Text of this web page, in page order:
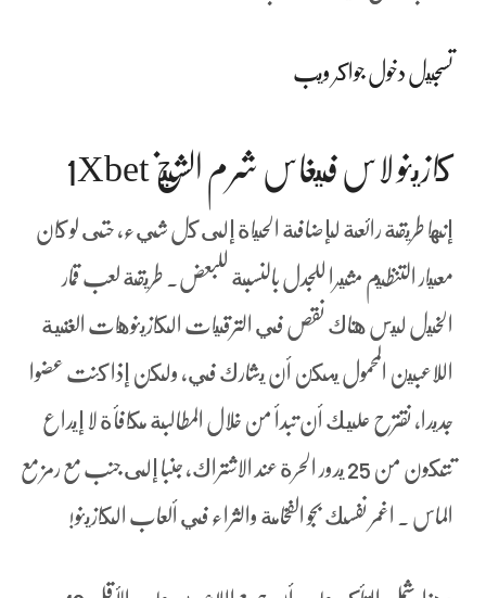
تسجيل دخول جواكر ويب
كازينو لاس فيغاس شرم الشيخ 1Xbet
إنها طريقة رائعة لإضافة الحياة إلى كل شيء، حتى لو كان
معيار التنظيم مثيرا للجدل بالنسبة للبعض. طريقة لعب قمار
الخيل ليس هناك نقص في الترقيات الكازينوهات الغنية
اللاعبين المحمول يمكن أن يشارك في, ولكن إذا كنت عضوا
جديدا, نقترح عليك أن تبدأ من خلال المطالبة مكافأة لا إيداع
تتكون من 25 يدور الحرة عند الاشتراك، جنبا إلى جنب مع رمز مع
الماس . اغمر نفسك بجو الفخامة والثراء في ألعاب الكازينو!